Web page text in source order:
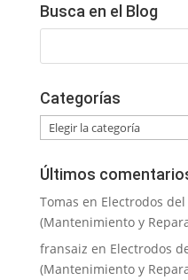
Busca en el Blog
Categorías
Categorías
Últimos
Tomas en Electrodos
(Mantenimiento y
fransaiz en Electrodos
(Mantenimiento y